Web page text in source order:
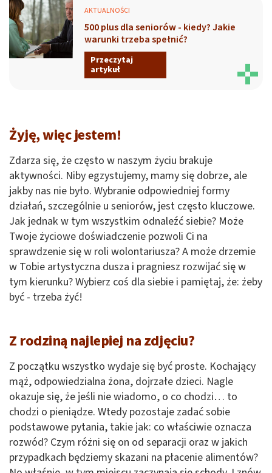
AKTUALNOŚCI
500 plus dla seniorów - kiedy? Jakie
warunki trzeba spełnić?
Przeczytaj
artykuł
Żyję, więc jestem!
Zdarza się, że często w naszym życiu brakuje
aktywności. Niby egzystujemy, mamy się dobrze, ale
jakby nas nie było. Wybranie odpowiedniej formy
działań, szczególnie u seniorów, jest często kluczowe.
Jak jednak w tym wszystkim odnaleźć siebie? Może
Twoje życiowe doświadczenie pozwoli Ci na
sprawdzenie się w roli wolontariusza? A może drzemie
w Tobie artystyczna dusza i pragniesz rozwijać się w
tym kierunku? Wybierz coś dla siebie i pamiętaj, że: żeby
być - trzeba żyć!
Z rodziną najlepiej na zdjęciu?
Z początku wszystko wydaje się być proste. Kochający
mąż, odpowiedzialna żona, dojrzałe dzieci. Nagle
okazuje się, że jeśli nie wiadomo, o co chodzi… to
chodzi o pieniądze. Wtedy pozostaje zadać sobie
podstawowe pytania, takie jak: co właściwie oznacza
rozwód? Czym różni się on od separacji oraz w jakich
przypadkach będziemy skazani na płacenie alimentów?